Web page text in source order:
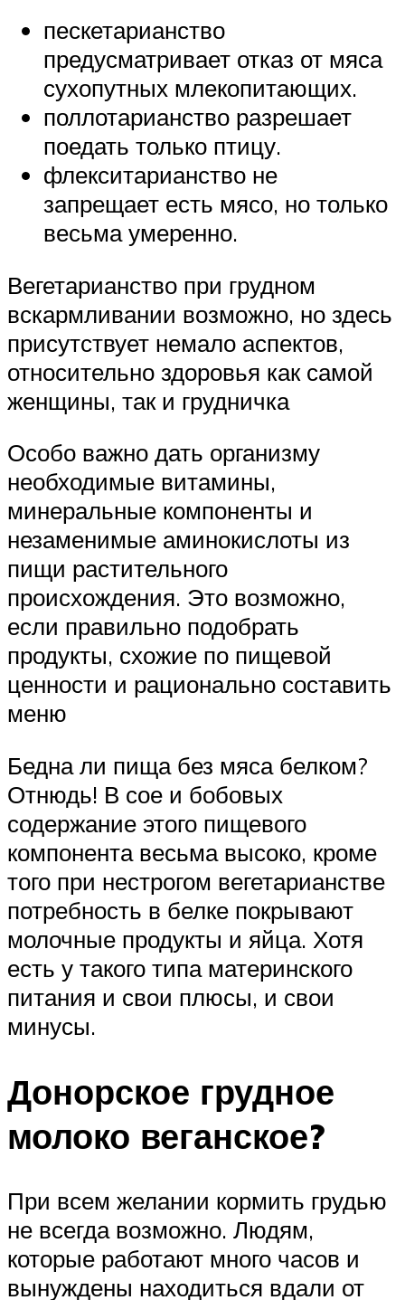
пескетарианство
предусматривает отказ от мяса
сухопутных млекопитающих.
поллотарианство разрешает
поедать только птицу.
флекситарианство не
запрещает есть мясо, но только
весьма умеренно.
Вегетарианство при грудном
вскармливании возможно, но здесь
присутствует немало аспектов,
относительно здоровья как самой
женщины, так и грудничка
Особо важно дать организму
необходимые витамины,
минеральные компоненты и
незаменимые аминокислоты из
пищи растительного
происхождения. Это возможно,
если правильно подобрать
продукты, схожие по пищевой
ценности и рационально составить
меню
Бедна ли пища без мяса белком?
Отнюдь! В сое и бобовых
содержание этого пищевого
компонента весьма высоко, кроме
того при нестрогом вегетарианстве
потребность в белке покрывают
молочные продукты и яйца. Хотя
есть у такого типа материнского
питания и свои плюсы, и свои
минусы.
Донорское грудное
молоко веганское?
При всем желании кормить грудью
не всегда возможно. Людям,
которые работают много часов и
вынуждены находиться вдали от